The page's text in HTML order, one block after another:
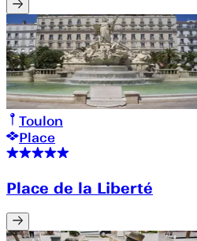
Toulon
Place
Place de la Liberté